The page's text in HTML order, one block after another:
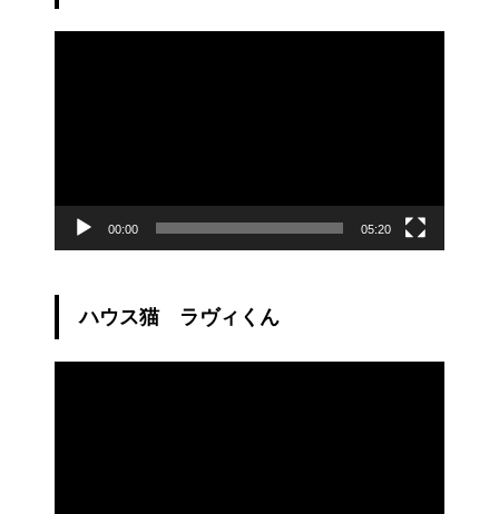
00:00 05:20
ハウス猫 ラヴィくん